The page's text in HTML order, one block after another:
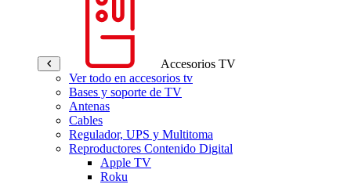
Accesorios TV
Ver todo en accesorios tv
Bases y soporte de TV
Antenas
Cables
Regulador, UPS y Multitoma
Reproductores Contenido Digital
Apple TV
Roku